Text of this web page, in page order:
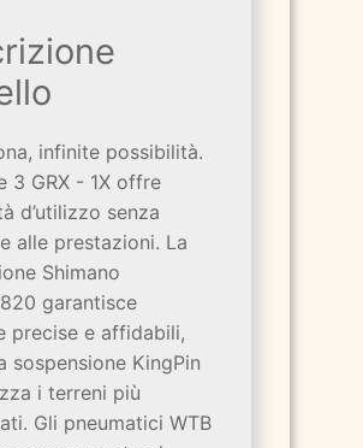
infinite possibilità.
3 GRX - 1X offre
d’utilizzo senza
alle prestazioni. La
Shimano
garantisce
precise e affidabili,
sospensione KingPin
i terreni più
Gli pneumatici WTB